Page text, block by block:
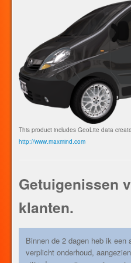
u nog vragen ? Bel ons op
tevreden zijn van ons expertise
This product includes GeoLite data
http://www.maxmind.com
Getuigenissen
klanten.
Binnen de 2 dagen heb ik
verplicht onderhoud,